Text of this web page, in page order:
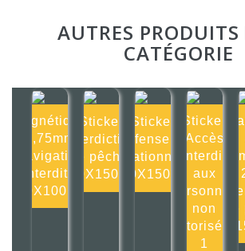
AUTRES
CATÉGORIE
Magnétique
0,75mm
Navigation
interdite
100X100mm
Sticker
Interdiction
de pêcher
150X150mm
Sticker
Défense de
stationner
150X150mm
Sticker
Accès
interdit
aux
personnes
non
autorisées
1